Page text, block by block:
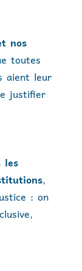
nos
toutes
aient leur
justifier
les
,
: on